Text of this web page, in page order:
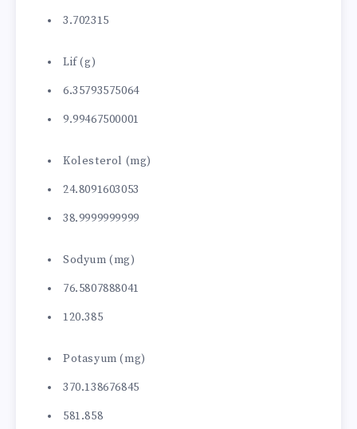
3.702315
Lif (g)
6.35793575064
9.99467500001
Kolesterol (mg)
24.8091603053
38.9999999999
Sodyum (mg)
76.5807888041
120.385
Potasyum (mg)
370.138676845
581.858